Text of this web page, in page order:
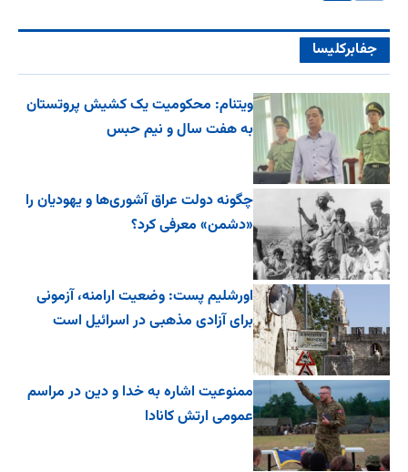
جفا‌بر‌کلیسا
ویتنام: محکومیت یک کشیش پروتستان
به هفت سال و نیم حبس
چگونه دولت عراق آشوری‌ها و یهودیان را
«دشمن» معرفی کرد؟
اورشلیم پست: وضعیت ارامنه، آزمونی
برای آزادی مذهبی در اسرائیل است
ممنوعیت اشاره به خدا و دین در مراسم
عمومی ارتش کانادا